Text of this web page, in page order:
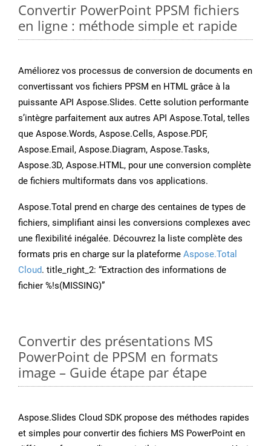
Convertir PowerPoint PPSM fichiers
en ligne : méthode simple et rapide
Améliorez vos processus de conversion de documents en
convertissant vos fichiers PPSM en HTML grâce à la
puissante API Aspose.Slides. Cette solution performante
s’intègre parfaitement aux autres API Aspose.Total, telles
que Aspose.Words, Aspose.Cells, Aspose.PDF,
Aspose.Email, Aspose.Diagram, Aspose.Tasks,
Aspose.3D, Aspose.HTML, pour une conversion complète
de fichiers multiformats dans vos applications.
Aspose.Total prend en charge des centaines de types de
fichiers, simplifiant ainsi les conversions complexes avec
une flexibilité inégalée. Découvrez la liste complète des
formats pris en charge sur la plateforme Aspose.Total
Cloud. title_right_2: “Extraction des informations de
fichier %!s(MISSING)”
Convertir des présentations MS
PowerPoint de PPSM en formats
image – Guide étape par étape
Aspose.Slides Cloud SDK propose des méthodes rapides
et simples pour convertir des fichiers MS PowerPoint en